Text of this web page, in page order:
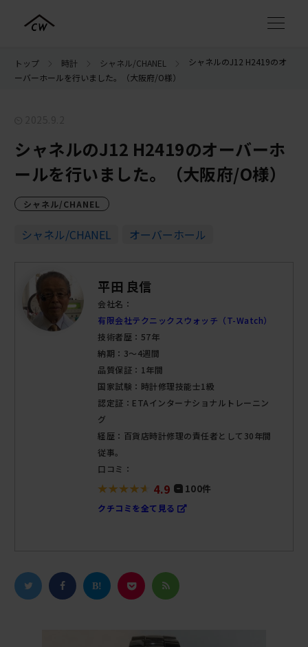
トップ 時計 シャネル/CHANEL
シャネルのJ12 H2419のオ
ーバーホールを行いました。（大阪府/O様）
シャネルのJ12 H2419のオーバーホ
ールを行いました。（大阪府/O様）
シャネル/CHANEL
シャネル/CHANEL オーバーホール
平田 良信
会社名：
有限会社テクニックスウォッチ（T-Watch）
技術者歴：57年
納期：3～4週間
品質保証：1年間
国家試験：時計修理技能士1級
認定証：ETAインターナショナルトレーニン
グ
経歴：百貨店時計修理の責任者として30年間
従事。
口コミ：
4.9 100件
クチコミを全て見る